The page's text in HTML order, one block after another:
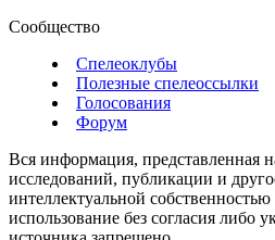
Сообщество
Спелеоклубы
Полезные спелеоссылки
Голосования
Форум
Вся информация, представленная
исследований, публикации и
интеллектуальной
использование без согласия либо